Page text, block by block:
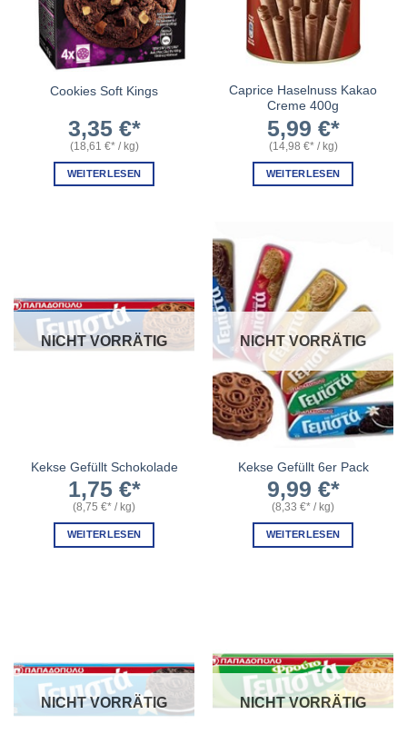
Cookies Soft Kings
3,35 €
(18,61 € / kg)
WEITERLESEN
Caprice Haselnuss Kakao
Creme 400g
5,99 €
(14,98 € / kg)
WEITERLESEN
NICHT VORRÄTIG
Kekse Gefüllt Schokolade
1,75 €
(8,75 € / kg)
WEITERLESEN
NICHT VORRÄTIG
Kekse Gefüllt 6er Pack
9,99 €
(8,33 € / kg)
WEITERLESEN
NICHT VORRÄTIG NICHT VORRÄTIG